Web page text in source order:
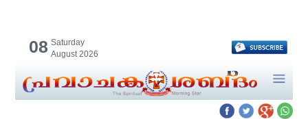
08 Saturday
August 2026